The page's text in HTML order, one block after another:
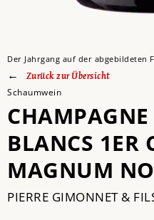
Der Jahrgang auf der abgebildeten
Zurück zur Übersicht
Schaumwein
BLANCS 1ER
MAGNUM
PIERRE GIMONNET &